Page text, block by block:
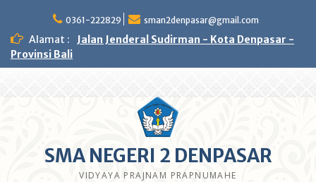
content
0361-222829 sman2denpasar@gmail.com
Alamat :
Jalan Jenderal Sudirman - Kota Denpasar -
Provinsi Bali
SMA NEGERI 2 DENPASAR
VIDYAYA PRAJNAM PRAPNUMAHE